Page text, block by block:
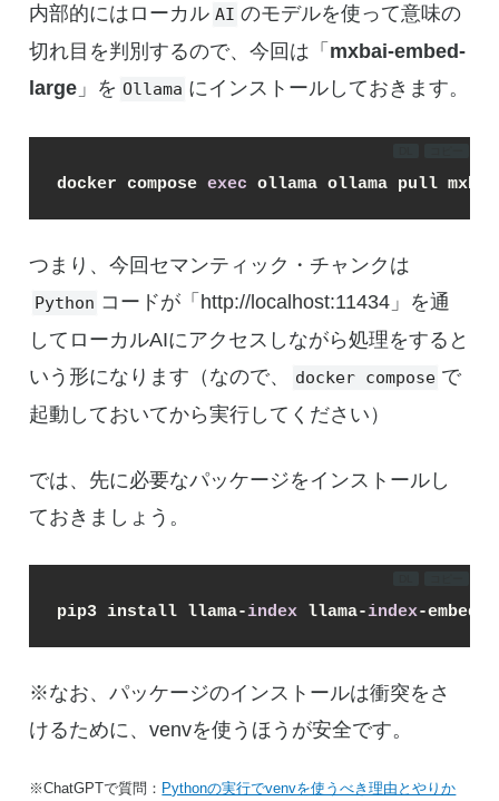
内部的にはローカル AI のモデルを使って意味の
切れ目を判別するので、今回は「 mxbai-embed-
large 」を Ollama にインストールしておきます。
docker compose exec ollama ollama pull mxbai
つまり、今回セマンティック・チャンクは
Python コードが「http://localhost:11434」を通
してローカルAIにアクセスしながら処理をすると
いう形になります（なので、
docker compose で
起動しておいてから実行してください）
では、先に必要なパッケージをインストールし
ておきましょう。
pip3 install llama-index llama-index-
※なお、パッケージのインストールは衝突をさ
けるために、venvを使うほうが安全です。
※ChatGPTで質問： Pythonの実行でvenvを使うべき理由とやりか